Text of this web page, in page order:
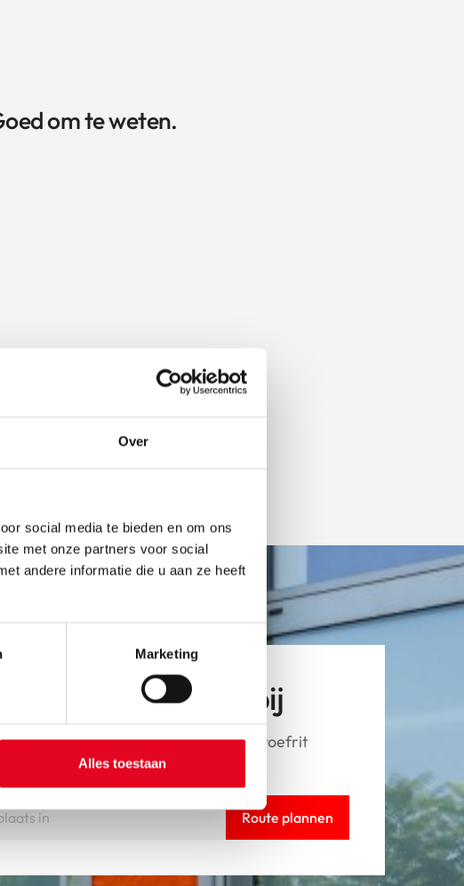
Over
social media te bieden en om ons
met onze partners voor social
andere informatie die u aan ze heeft
Marketing
Alles toestaan
om te weten.
fietsen van dichtbij
in een Pegasus fiets en wil je een proefrit
bij ons langs.
Route plannen